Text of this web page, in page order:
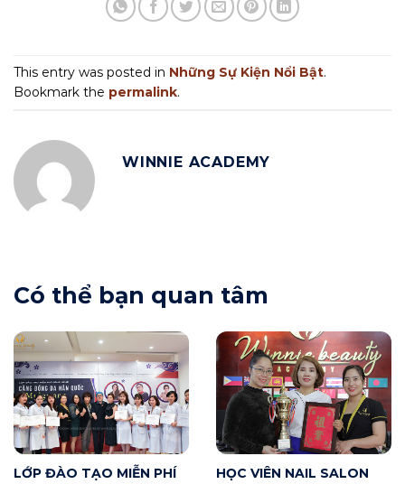
This entry was posted in Những Sự Kiện Nổi Bật.
Bookmark the permalink.
WINNIE ACADEMY
Có thể bạn quan tâm
LỚP ĐÀO TẠO MIỄN PHÍ
HỌC VIÊN NAIL SALON